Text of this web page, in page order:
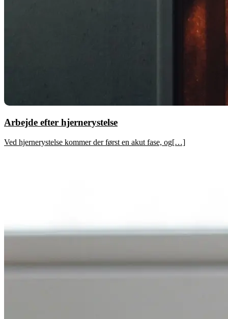
Arbejde efter hjernerystelse
Ved hjernerystelse kommer der først en akut fase, og[…]